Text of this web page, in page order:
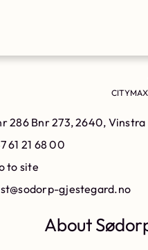
286 Bnr 273, 2640, Vinstra
61 21 68 00
to site
gjestegard.no
About